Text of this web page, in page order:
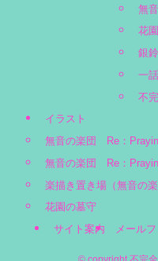
無
花
銀
一
不
イラスト
無音の楽団 Re：
無音の楽団 Re：
楽描き置き場（無音の
花園の墓守
サイト案内 メール